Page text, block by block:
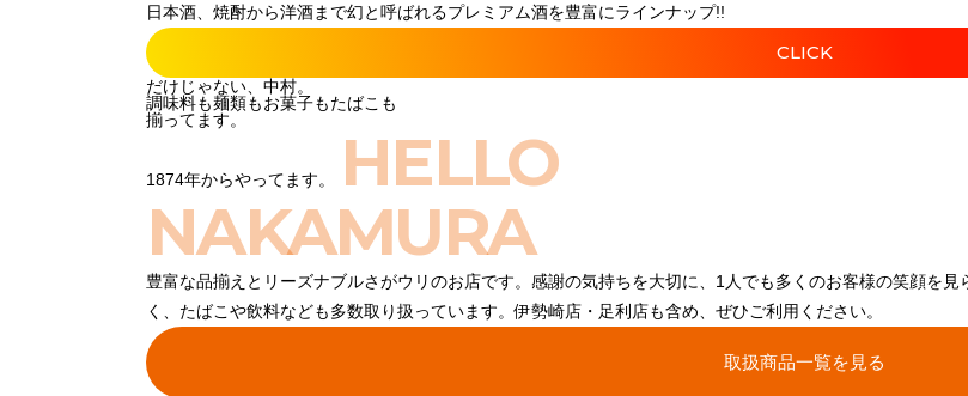
日本酒、焼酎から洋酒まで幻と呼ばれるプレミアム酒を豊富にラインナップ!!
CLICK
だけじゃない、中村。
調味料も麺類もお菓子もたばこも
揃ってます。
1874年からやってます。
HELLO
NAKAMURA
豊富な品揃えとリーズナブルさがウリのお店です。感謝の気持ちを大切に、1人でも多くのお客様の笑顔を
く、たばこや飲料なども多数取り扱っています。伊勢崎店・足利店も含め、ぜひご利用ください。
取扱商品一覧を見る